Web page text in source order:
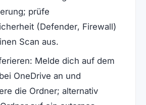
prüfe
(Defender, Firewall)
Scan aus.
Melde dich auf dem
OneDrive an und
die Ordner; alternativ